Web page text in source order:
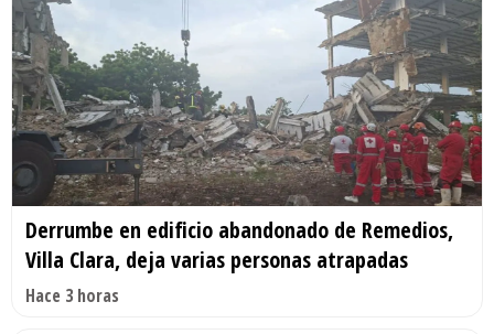
Derrumbe en edificio abandonado de Remedios,
Villa Clara, deja varias personas atrapadas
Hace 3 horas